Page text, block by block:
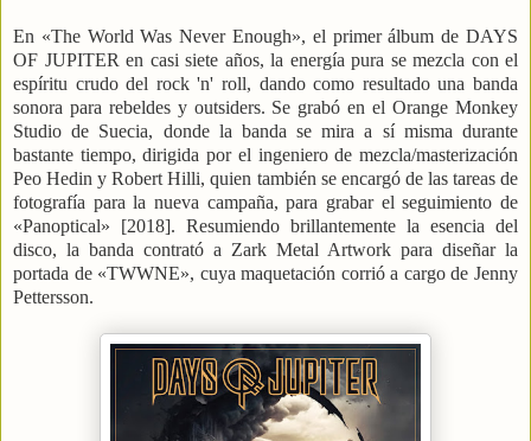
En «The World Was Never Enough», el primer álbum de DAYS
OF JUPITER en casi siete años, la energía pura se mezcla con el
espíritu crudo del rock 'n' roll, dando como resultado una banda
sonora para rebeldes y outsiders. Se grabó en el Orange Monkey
Studio de Suecia, donde la banda se mira a sí misma durante
bastante tiempo, dirigida por el ingeniero de mezcla/masterización
Peo Hedin y Robert Hilli, quien también se encargó de las tareas de
fotografía para la nueva campaña, para grabar el seguimiento de
«Panoptical» [2018]. Resumiendo brillantemente la esencia del
disco, la banda contrató a Zark Metal Artwork para diseñar la
portada de «TWWNE», cuya maquetación corrió a cargo de Jenny
Pettersson.